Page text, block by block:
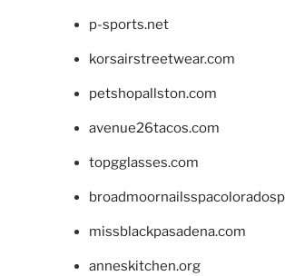
p-sports.net
korsairstreetwear.com
petshopallston.com
avenue26tacos.com
topgglasses.com
missblackpasadena.com
anneskitchen.org